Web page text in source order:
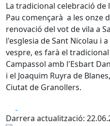
La tradicional celebració de
Pau començarà a les onze
renovació del vot de vila a
l'esglesia de Sant Nicolau i
vespre, es farà el
Campassol amb l'Esbart
i el Joaquim Ruyra de
Ciutat de Granollers.
Darrera actualització: